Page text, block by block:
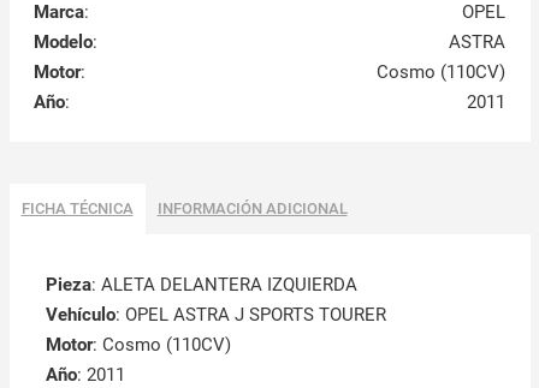
Marca:
OPEL
Modelo:
ASTRA
Motor:
Cosmo (110CV)
Año: 2011
FICHA TÉCNICA INFORMACIÓN ADICIONAL
Pieza: ALETA DELANTERA IZQUIERDA
Vehículo: OPEL ASTRA J SPORTS TOURER
Motor: Cosmo (110CV)
Año: 2011